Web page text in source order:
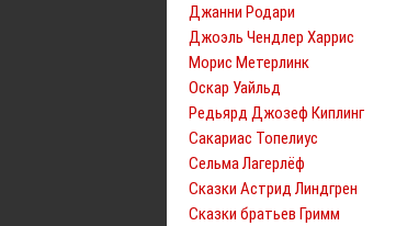
Джанни Родари
Джоэль Чендлер Харрис
Морис Метерлинк
Оскар Уайльд
Редьярд Джозеф Киплинг
Сакариас Топелиус
Сельма Лагерлёф
Сказки Астрид Линдгрен
Сказки братьев Гримм